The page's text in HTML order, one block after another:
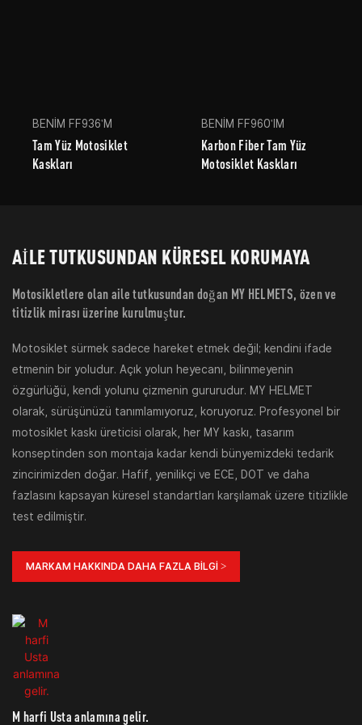
BENİM FF936'M
Tam Yüz Motosiklet
Kaskları
BENİM FF960'IM
Karbon Fiber Tam Yüz
Motosiklet Kaskları
AILE TUTKUSUNDAN KÜRESEL KORUMAYA
Motosikletlere olan aile tutkusundan doğan MY HELMETS, özen ve
titizlik mirası üzerine kurulmuştur.
Motosiklet sürmek sadece hareket etmek değil; kendini ifade
etmenin bir yoludur. Açık yolun heyecanı, bilinmeyenin
özgürlüğü, kendi yolunu çizmenin gururudur. MY HELMET
olarak, sürüşünüzü tanımlamıyoruz, koruyoruz. Profesyonel bir
motosiklet kaskı üreticisi olarak, her MY kaskı, tasarım
konseptinden son montaja kadar kendi bünyemizdeki tedarik
zincirimizden doğar. Hafif, yenilikçi ve ECE, DOT ve daha
fazlasını kapsayan küresel standartları karşılamak üzere titizlikle
test edilmiştir.
MARKAM HAKKINDA DAHA FAZLA BILGI >
M harfi Usta anlamına gelir.